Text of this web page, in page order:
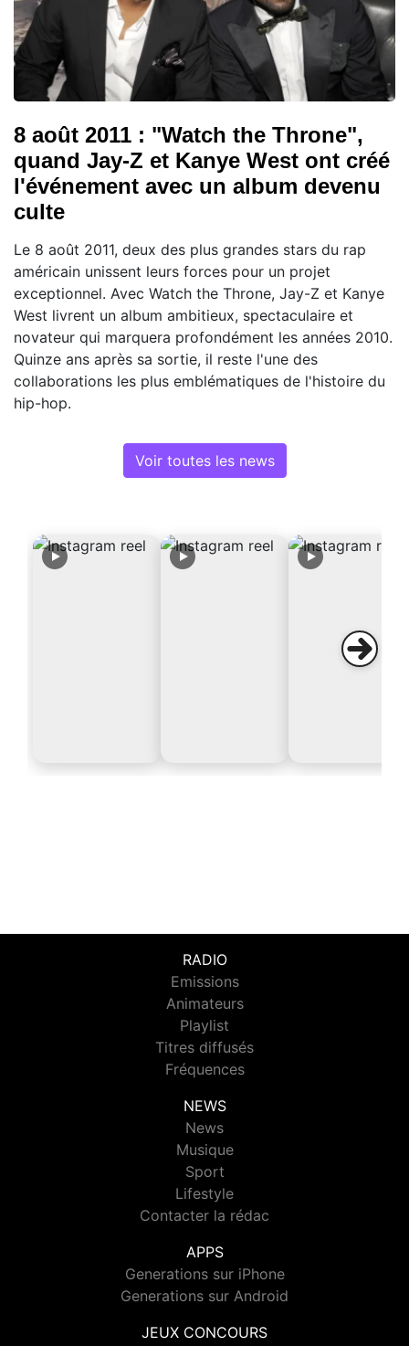
8 août 2011 : "Watch the Throne",
quand Jay-Z et Kanye West ont créé
l'événement avec un album devenu
culte
Le 8 août 2011, deux des plus grandes stars du rap
américain unissent leurs forces pour un projet
exceptionnel. Avec Watch the Throne, Jay-Z et Kanye
West livrent un album ambitieux, spectaculaire et
novateur qui marquera profondément les années 2010.
Quinze ans après sa sortie, il reste l'une des
collaborations les plus emblématiques de l'histoire du
hip-hop.
Voir toutes les news
RADIO
Emissions
Animateurs
Playlist
Titres diffusés
Fréquences
NEWS
News
Musique
Sport
Lifestyle
Contacter la rédac
APPS
Generations sur iPhone
Generations sur Android
JEUX CONCOURS